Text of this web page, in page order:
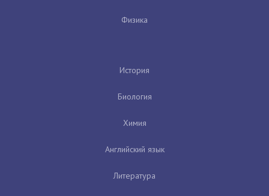
Физика
История
Биология
Химия
Английский язык
Литература